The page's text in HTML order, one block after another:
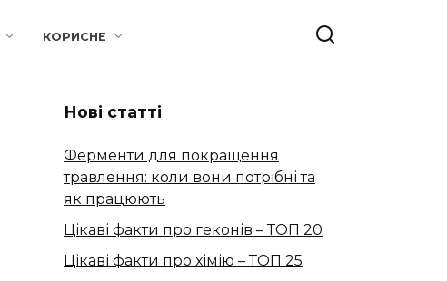
КОРИСНЕ
Нові статті
Ферменти для покращення
травлення: коли вони потрібні та
як працюють
Цікаві факти про геконів – ТОП 20
Цікаві факти про хімію – ТОП 25